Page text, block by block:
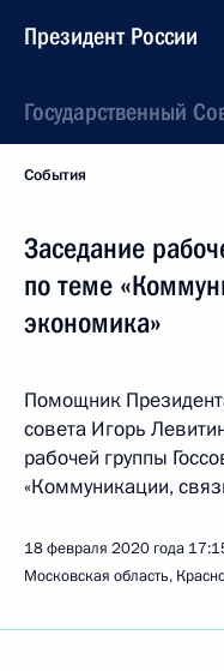
Президент России
Государственный
События
Заседание
по теме
экономика»
Помощник
совета Игорь
рабочей группы
«Коммуникации,
18 февраля 2020 года
Московская область,